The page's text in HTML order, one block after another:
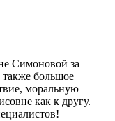
Симоновой за
также большое
моральную
как к другу.